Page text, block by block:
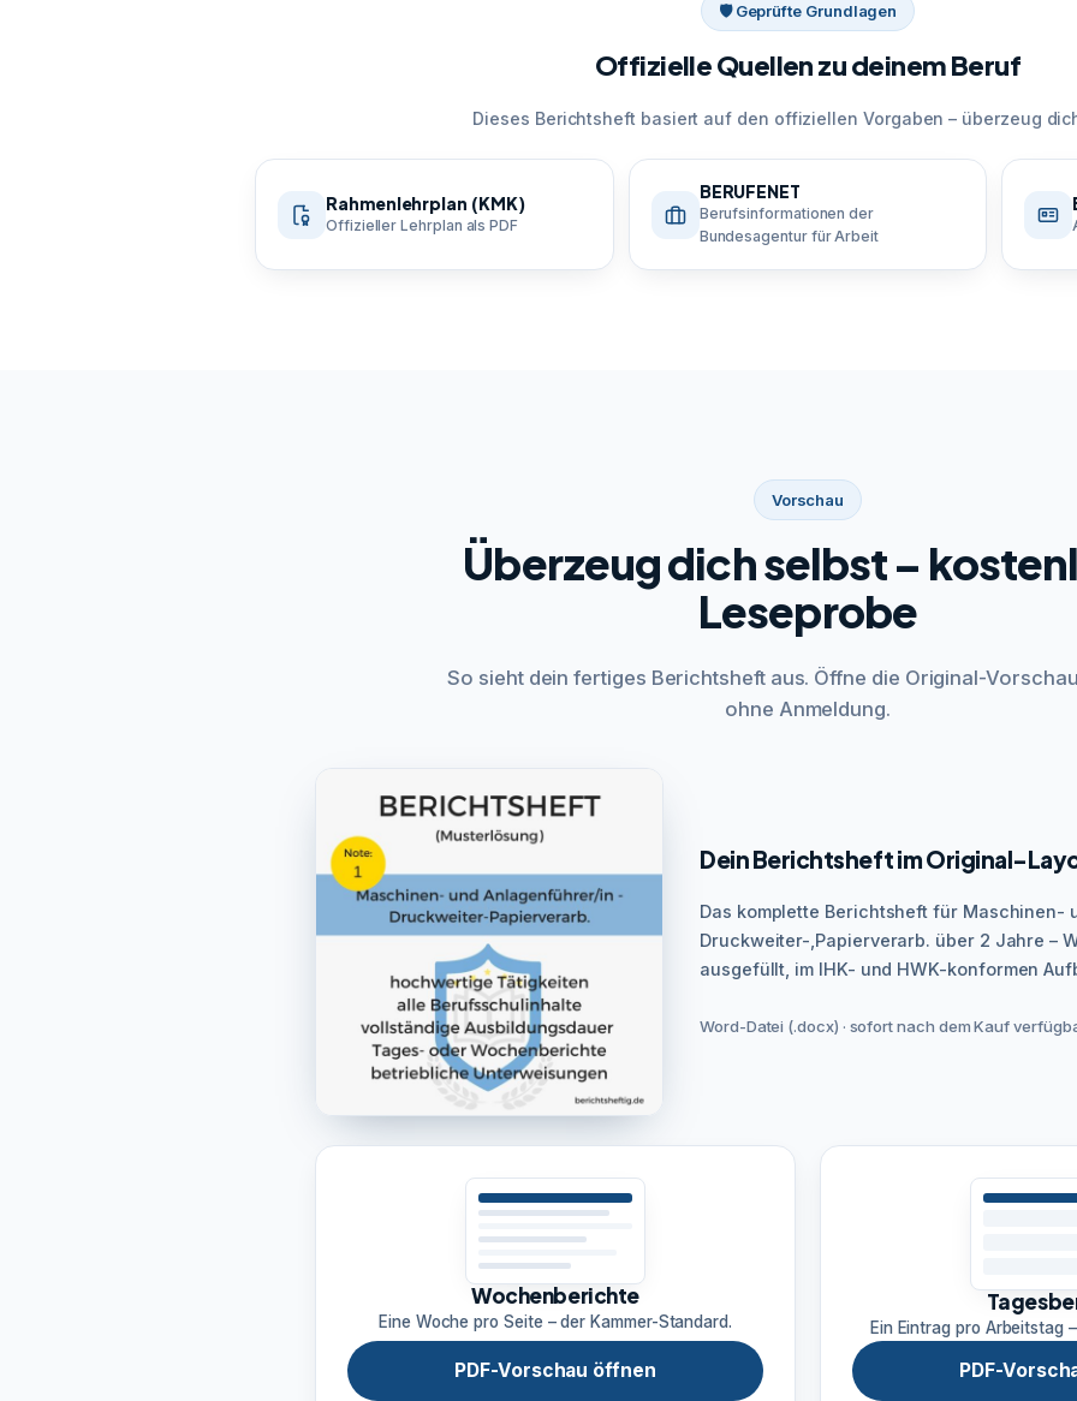
🛡 Geprüfte Grundlagen
Offizielle Quellen zu deinem Beruf
Dieses Berichtsheft basiert auf den offiziellen Vorgaben – überzeug
Rahmenlehrplan (KMK)
Offizieller Lehrplan als PDF
BERUFENET
Berufsinformationen der
Bundesagentur für Arbeit
Vorschau
Überzeug dich selbst –
Leseprobe
So sieht dein fertiges Berichtsheft aus. Öffne die Original-Vorschau
ohne Anmeldung.
Dein Berichtsheft im Original-
Das komplette Berichtsheft für Maschinen-
Druckweiter-,Papierverarb. über 2 Jahre –
ausgefüllt, im IHK- und HWK-konformen
Word-Datei (.docx) · sofort nach dem Kauf
Wochenberichte
Eine Woche pro Seite – der Kammer-Standard.
PDF-Vorschau öffnen
Ein Eintrag pro Arbeitstag
PDF-